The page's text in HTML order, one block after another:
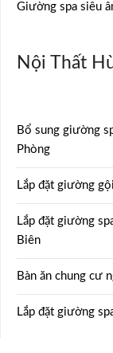
Giường spa siêu
Nội Thất
Bổ sung giường
Phòng
Lắp đặt giường
Lắp đặt giường
Biên
Bàn ăn chung cư
Lắp đặt giường